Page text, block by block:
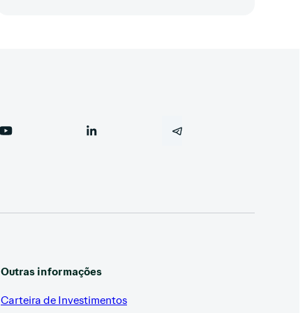
Outras informações
Carteira de Investimentos